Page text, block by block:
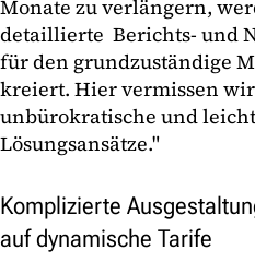
Monate zu verlängern,
detaillierte Berichts- und
für den grundzuständige
kreiert. Hier vermissen
unbürokratische und
Lösungsansätze."
Komplizierte
auf dynamische Tarife